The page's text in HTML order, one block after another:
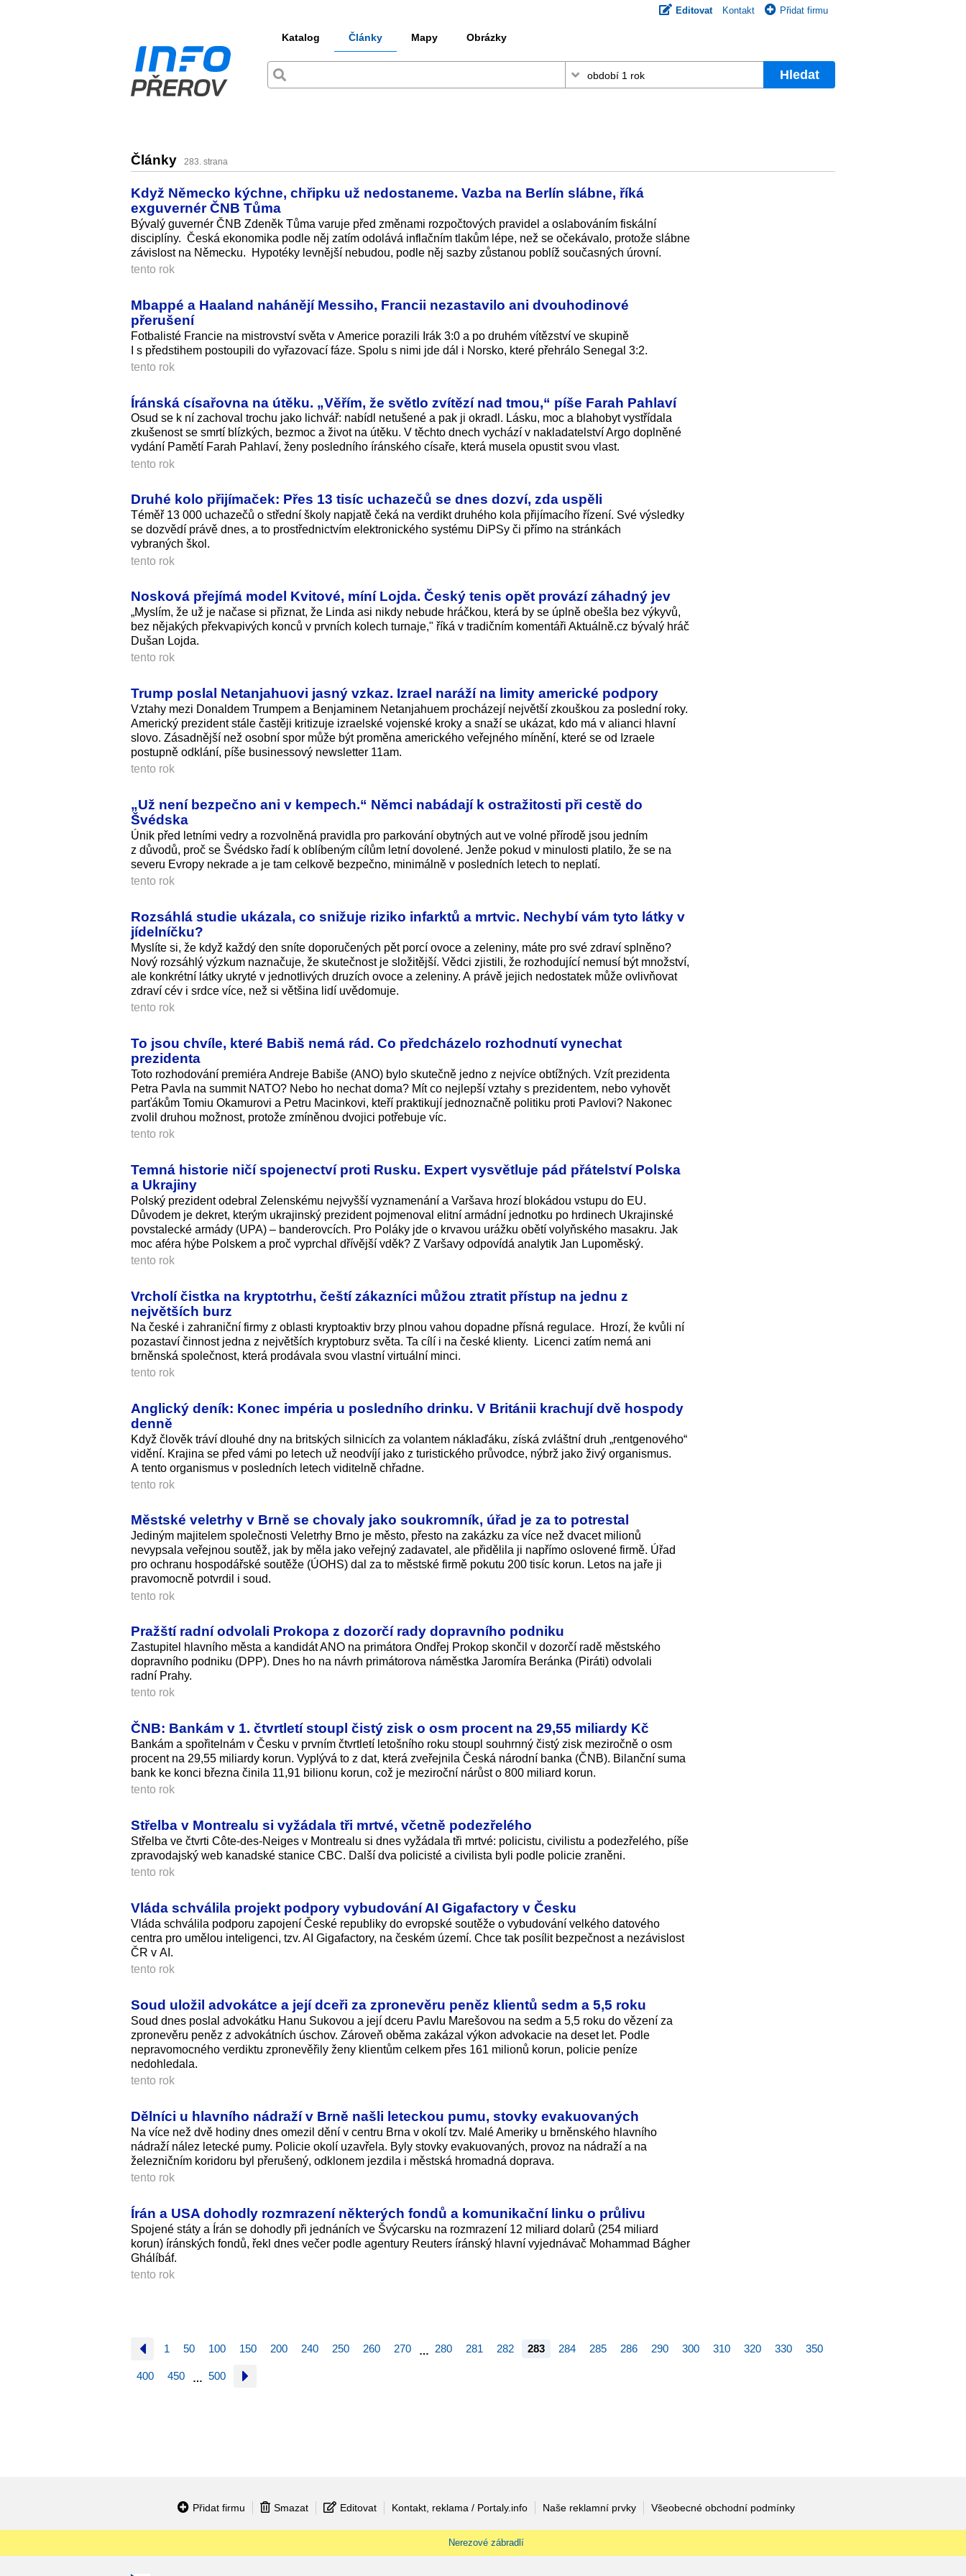
Editovat Kontakt Přidat firmu
Katalog Články Mapy Obrázky
Hledat
Články 283. strana
Když Německo kýchne, chřipku už nedostaneme. Vazba na Berlín slábne, říká
exguvernér ČNB Tůma
Bývalý guvernér ČNB Zdeněk Tůma varuje před změnami rozpočtových pravidel a oslabováním fiskální
disciplíny. Česká ekonomika podle něj zatím odolává inflačním tlakům lépe, než se očekávalo, protože slábne
závislost na Německu. Hypotéky levnější nebudou, podle něj sazby zůstanou poblíž současných úrovní.
tento rok
Mbappé a Haaland nahánějí Messiho, Francii nezastavilo ani dvouhodinové
přerušení
Fotbalisté Francie na mistrovství světa v Americe porazili Irák 3:0 a po druhém vítězství ve skupině
I s předstihem postoupili do vyřazovací fáze. Spolu s nimi jde dál i Norsko, které přehrálo Senegal 3:2.
tento rok
Íránská císařovna na útěku. „Věřím, že světlo zvítězí nad tmou,“ píše Farah Pahlaví
Osud se k ní zachoval trochu jako lichvář: nabídl netušené a pak ji okradl. Lásku, moc a blahobyt vystřídala
zkušenost se smrtí blízkých, bezmoc a život na útěku. V těchto dnech vychází v nakladatelství Argo doplněné
vydání Pamětí Farah Pahlaví, ženy posledního íránského císaře, která musela opustit svou vlast.
tento rok
Druhé kolo přijímaček: Přes 13 tisíc uchazečů se dnes dozví, zda uspěli
Téměř 13 000 uchazečů o střední školy napjatě čeká na verdikt druhého kola přijímacího řízení. Své výsledky
se dozvědí právě dnes, a to prostřednictvím elektronického systému DiPSy či přímo na stránkách
vybraných škol.
tento rok
Nosková přejímá model Kvitové, míní Lojda. Český tenis opět provází záhadný jev
„Myslím, že už je načase si přiznat, že Linda asi nikdy nebude hráčkou, která by se úplně obešla bez výkyvů,
bez nějakých překvapivých konců v prvních kolech turnaje," říká v tradičním komentáři Aktuálně.cz bývalý hráč
Dušan Lojda.
tento rok
Trump poslal Netanjahuovi jasný vzkaz. Izrael naráží na limity americké podpory
Vztahy mezi Donaldem Trumpem a Benjaminem Netanjahuem procházejí největší zkouškou za poslední roky.
Americký prezident stále častěji kritizuje izraelské vojenské kroky a snaží se ukázat, kdo má v alianci hlavní
slovo. Zásadnější než osobní spor může být proměna amerického veřejného mínění, které se od Izraele
postupně odklání, píše businessový newsletter 11am.
tento rok
„Už není bezpečno ani v kempech.“ Němci nabádají k ostražitosti při cestě do
Švédska
Únik před letními vedry a rozvolněná pravidla pro parkování obytných aut ve volné přírodě jsou jedním
z důvodů, proč se Švédsko řadí k oblíbeným cílům letní dovolené. Jenže pokud v minulosti platilo, že se na
severu Evropy nekrade a je tam celkově bezpečno, minimálně v posledních letech to neplatí.
tento rok
Rozsáhlá studie ukázala, co snižuje riziko infarktů a mrtvic. Nechybí vám tyto látky v
jídelníčku?
Myslíte si, že když každý den sníte doporučených pět porcí ovoce a zeleniny, máte pro své zdraví splněno?
Nový rozsáhlý výzkum naznačuje, že skutečnost je složitější. Vědci zjistili, že rozhodující nemusí být množství,
ale konkrétní látky ukryté v jednotlivých druzích ovoce a zeleniny. A právě jejich nedostatek může ovlivňovat
zdraví cév i srdce více, než si většina lidí uvědomuje.
tento rok
To jsou chvíle, které Babiš nemá rád. Co předcházelo rozhodnutí vynechat
prezidenta
Toto rozhodování premiéra Andreje Babiše (ANO) bylo skutečně jedno z nejvíce obtížných. Vzít prezidenta
Petra Pavla na summit NATO? Nebo ho nechat doma? Mít co nejlepší vztahy s prezidentem, nebo vyhovět
parťákům Tomiu Okamurovi a Petru Macinkovi, kteří praktikují jednoznačně politiku proti Pavlovi? Nakonec
zvolil druhou možnost, protože zmíněnou dvojici potřebuje víc.
tento rok
Temná historie ničí spojenectví proti Rusku. Expert vysvětluje pád přátelství Polska
a Ukrajiny
Polský prezident odebral Zelenskému nejvyšší vyznamenání a Varšava hrozí blokádou vstupu do EU.
Důvodem je dekret, kterým ukrajinský prezident pojmenoval elitní armádní jednotku po hrdinech Ukrajinské
povstalecké armády (UPA) – banderovcích. Pro Poláky jde o krvavou urážku obětí volyňského masakru. Jak
moc aféra hýbe Polskem a proč vyprchal dřívější vděk? Z Varšavy odpovídá analytik Jan Lupoměský.
tento rok
Vrcholí čistka na kryptotrhu, čeští zákazníci můžou ztratit přístup na jednu z
největších burz
Na české i zahraniční firmy z oblasti kryptoaktiv brzy plnou vahou dopadne přísná regulace. Hrozí, že kvůli ní
pozastaví činnost jedna z největších kryptoburz světa. Ta cílí i na české klienty. Licenci zatím nemá ani
brněnská společnost, která prodávala svou vlastní virtuální minci.
tento rok
Anglický deník: Konec impéria u posledního drinku. V Británii krachují dvě hospody
denně
Když člověk tráví dlouhé dny na britských silnicích za volantem náklaďáku, získá zvláštní druh „rentgenového“
vidění. Krajina se před vámi po letech už neodvíjí jako z turistického průvodce, nýbrž jako živý organismus.
A tento organismus v posledních letech viditelně chřadne.
tento rok
Městské veletrhy v Brně se chovaly jako soukromník, úřad je za to potrestal
Jediným majitelem společnosti Veletrhy Brno je město, přesto na zakázku za více než dvacet milionů
nevypsala veřejnou soutěž, jak by měla jako veřejný zadavatel, ale přidělila ji napřímo oslovené firmě. Úřad
pro ochranu hospodářské soutěže (ÚOHS) dal za to městské firmě pokutu 200 tisíc korun. Letos na jaře ji
pravomocně potvrdil i soud.
tento rok
Pražští radní odvolali Prokopa z dozorčí rady dopravního podniku
Zastupitel hlavního města a kandidát ANO na primátora Ondřej Prokop skončil v dozorčí radě městského
dopravního podniku (DPP). Dnes ho na návrh primátorova náměstka Jaromíra Beránka (Piráti) odvolali
radní Prahy.
tento rok
ČNB: Bankám v 1. čtvrtletí stoupl čistý zisk o osm procent na 29,55 miliardy Kč
Bankám a spořitelnám v Česku v prvním čtvrtletí letošního roku stoupl souhrnný čistý zisk meziročně o osm
procent na 29,55 miliardy korun. Vyplývá to z dat, která zveřejnila Česká národní banka (ČNB). Bilanční suma
bank ke konci března činila 11,91 bilionu korun, což je meziroční nárůst o 800 miliard ko­run.
tento rok
Střelba v Montrealu si vyžádala tři mrtvé, včetně podezřelého
Střelba ve čtvrti Côte-des-Neiges v Montrealu si dnes vyžádala tři mrtvé: policistu, civilistu a podezřelého, píše
zpravodajský web kanadské stanice CBC. Další dva policisté a civilista byli podle policie zraněni.
tento rok
Vláda schválila projekt podpory vybudování AI Gigafactory v Česku
Vláda schválila podporu zapojení České republiky do evropské soutěže o vybudování velkého datového
centra pro umělou inteligenci, tzv. AI Gigafactory, na českém území. Chce tak posílit bezpečnost a nezávislost
ČR v AI.
tento rok
Soud uložil advokátce a její dceři za zpronevěru peněz klientů sedm a 5,5 roku
Soud dnes poslal advokátku Hanu Sukovou a její dceru Pavlu Marešovou na sedm a 5,5 roku do vězení za
zpronevěru peněz z advokátních úschov. Zároveň oběma zakázal výkon advokacie na deset let. Podle
nepravomocného verdiktu zpronevěřily ženy klientům celkem přes 161 milionů korun, policie peníze
nedohledala.
tento rok
Dělníci u hlavního nádraží v Brně našli leteckou pumu, stovky evakuovaných
Na více než dvě hodiny dnes omezil dění v centru Brna v okolí tzv. Malé Ameriky u brněnského hlavního
nádraží nález letecké pumy. Policie okolí uzavřela. Byly stovky evakuovaných, provoz na nádraží a na
železničním koridoru byl přerušený, odklonem jezdila i městská hromadná doprava.
tento rok
Írán a USA dohodly rozmrazení některých fondů a komunikační linku o průlivu
Spojené státy a Írán se dohodly při jednáních ve Švýcarsku na rozmrazení 12 miliard dolarů (254 miliard
korun) íránských fondů, řekl dnes večer podle agentury Reuters íránský hlavní vyjednávač Mohammad Bágher
Ghálíbáf.
tento rok
1 50 100 150 200 240 250 260 270 … 280 281 282 283 284 285 286 290 300 310 320 330 350
400 450 … 500
Přidat firmu Smazat Editovat Kontakt, reklama / Portaly.info Naše reklamní prvky Všeobecné obchodní podmínky
Nerezové zábradlí